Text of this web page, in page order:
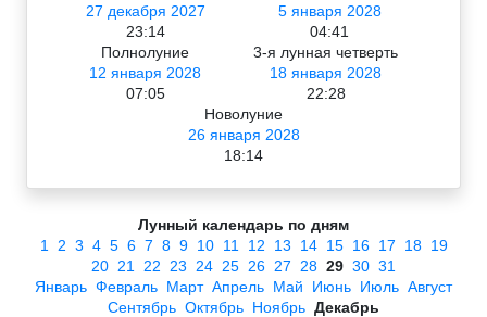
27 декабря 2027
23:14
5 января 2028
04:41
Полнолуние
12 января 2028
07:05
3-я лунная четверть
18 января 2028
22:28
Новолуние
26 января 2028
18:14
Лунный календарь по дням
1
2 3 4 5 6 7 8 9 10 11 12 13 14 15 16 17 18 19
20 21 22 23 24 25 26 27 28 29 30 31
Январь Февраль Март Апрель Май Июнь Июль Август
Сентябрь Октябрь Ноябрь Декабрь